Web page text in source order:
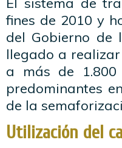
fines de 2010 y
del Gobierno de
llegado a
a más de
predominantes
de la
Utilización del